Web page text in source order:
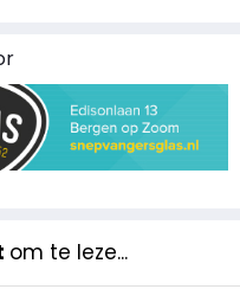
om te leze...